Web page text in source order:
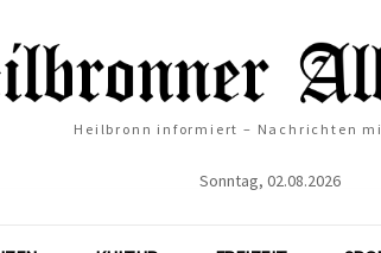
Heilbronn informiert – Nachrichten
Sonntag, 02.08.2026